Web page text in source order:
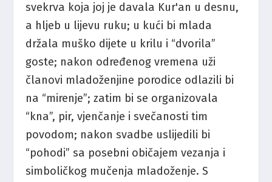
svekrva koja joj je davala Kur'an u desnu,
a hljeb u lijevu ruku; u kući bi mlada
držala muško dijete u krilu i “dvorila”
goste; nakon određenog vremena uži
članovi mladoženjine porodice odlazili bi
na “mirenje”; zatim bi se organizovala
“kna”, pir, vjenčanje i svečanosti tim
povodom; nakon svadbe uslijedili bi
“pohodi” sa posebni običajem vezanja i
simboličkog mučenja mladoženje. S